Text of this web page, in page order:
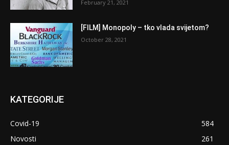
February 21, 2021
[FILM] Monopoly – tko vlada svijetom?
October 28, 2021
KATEGORIJE
Covid-19
584
Novosti
261